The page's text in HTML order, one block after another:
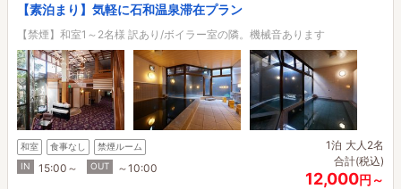
【素泊まり】気軽に石和温泉滞在プラン
【禁煙】和室1～2名様 訳あり/ボイラー室の隣。機械音あります
和室 食事なし
禁煙ルーム
IN
15:00～ OUT ～10:00
1泊 大人2名
合計(税込)
12,000円～